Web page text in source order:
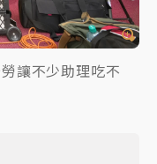
讓不少助理吃不